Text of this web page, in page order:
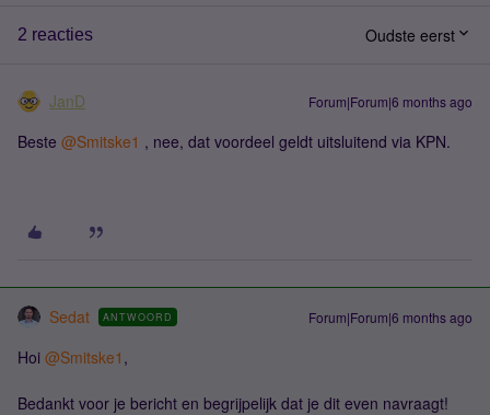
2 reacties Oudste eerst
JanD Forum|Forum|6 months ago
Beste ​ @Smitske1 , nee, dat voordeel geldt uitsluitend via KPN.
Sedat ANTWOORD Forum|Forum|6 months ago
Hoi ​ @Smitske1 ,
Bedankt voor je bericht en begrijpelijk dat je dit even navraagt!